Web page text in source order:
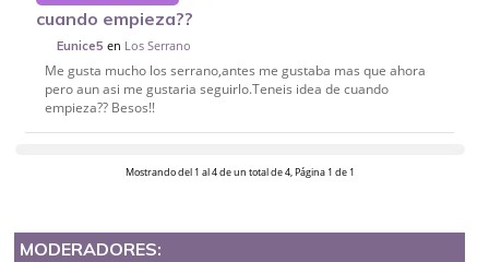
cuando empieza??
Eunice5 en Los Serrano
Me gusta mucho los serrano,antes me gustaba mas que ahora
pero aun asi me gustaria seguirlo.Teneis idea de cuando
empieza?? Besos!!
Mostrando del 1 al 4 de un total de 4, Página 1 de 1
MODERADORES: